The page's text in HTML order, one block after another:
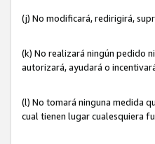
(j) No modificará, redirigirá,
(k) No realizará ningún pedido
autorizará, ayudará o
(l) No tomará ninguna medida
cual tienen lugar cualesquiera